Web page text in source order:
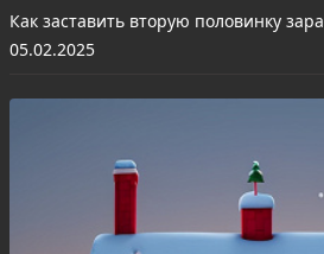
Как заставить вторую половинку
05.02.2025